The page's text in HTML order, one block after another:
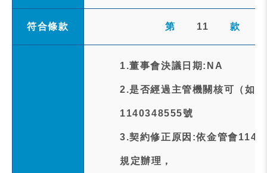
符合條款 第 11 款
1.董事會決議日期:NA
2.是否經過主管機關核可（如
1140348555號
3.契約修正原因:依金管會114
規定辦理，